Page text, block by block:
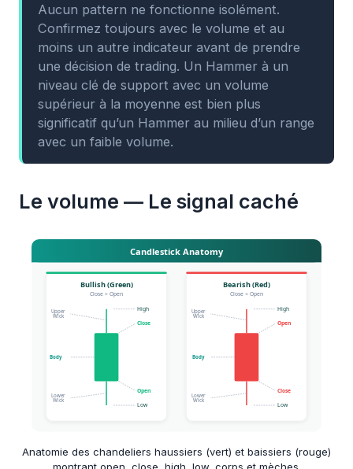
Aucun pattern ne fonctionne isolément.
Confirmez toujours avec le volume et au
moins un autre indicateur avant de prendre
une décision de trading. Un Hammer à un
niveau clé de support avec un volume
supérieur à la moyenne est bien plus
significatif qu’un Hammer au milieu d’un range
avec un faible volume.
Le volume — Le signal caché
Anatomie des chandeliers haussiers (vert) et baissiers (rouge)